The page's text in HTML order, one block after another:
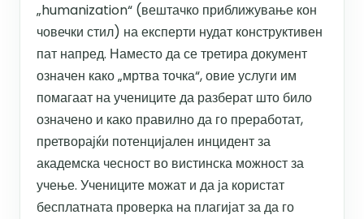
„humanization“ (вештачко приближување кон
човечки стил) на експерти нудат конструктивен
пат напред. Наместо да се третира документ
означен како „мртва точка“, овие услуги им
помагаат на учениците да разберат што било
означено и како правилно да го преработат,
претворајќи потенцијален инцидент за
академска чесност во вистинска можност за
учење. Учениците можат и да ја користат
бесплатната проверка на плагијат за да го